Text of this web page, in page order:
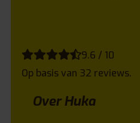
9.6 / 10
Op basis van 32 reviews.
Over Huka